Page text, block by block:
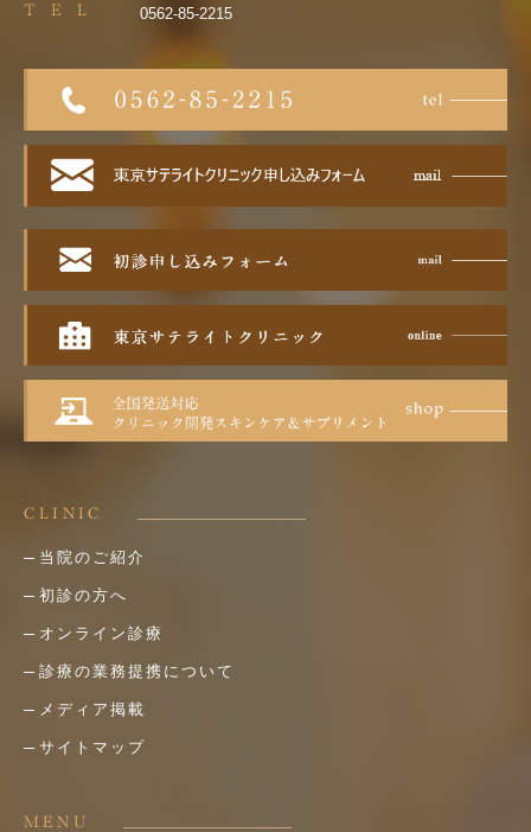
T E L 0562-85-2215
CLINIC
当院のご紹介
初診の方へ
オンライン診療
診療の業務提携について
メディア掲載
サイトマップ
MENU